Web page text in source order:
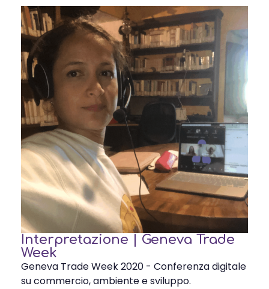
Interpretazione | Geneva Trade
Week
Geneva Trade Week 2020 - Conferenza digitale
su commercio, ambiente e sviluppo.